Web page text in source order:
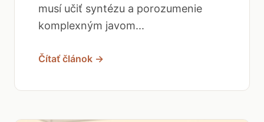
musí učiť syntézu a porozumenie
komplexným javom...
Čítať článok →